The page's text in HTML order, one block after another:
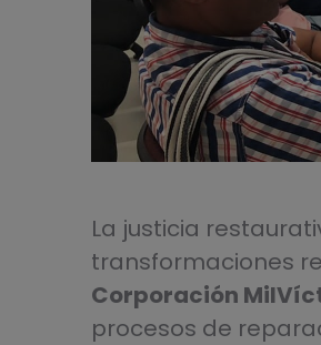
La justicia
transformaciones
Corporación
procesos de